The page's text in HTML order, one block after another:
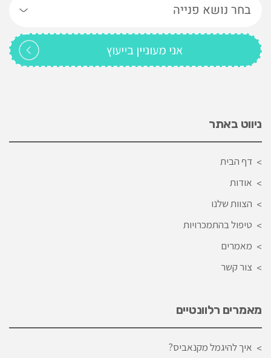
ניווט באתר
דף הבית
אודות
הצוות שלנו
טיפול בהתמכרויות
מאמרים
צור קשר
מאמרים רלוונטיים
איך להיגמל מקנאביס?